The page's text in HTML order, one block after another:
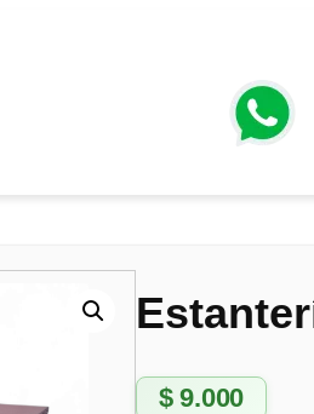
$9.000